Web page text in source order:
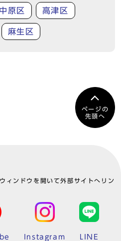
中原区 高津区
麻生区
ページの
先頭へ
ィンドウを開いて外部サイトへリン
Instagram LINE